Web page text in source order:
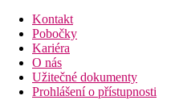
Kontakt
Pobočky
Kariéra
O nás
Užitečné dokumenty
Prohlášení o přístupnosti